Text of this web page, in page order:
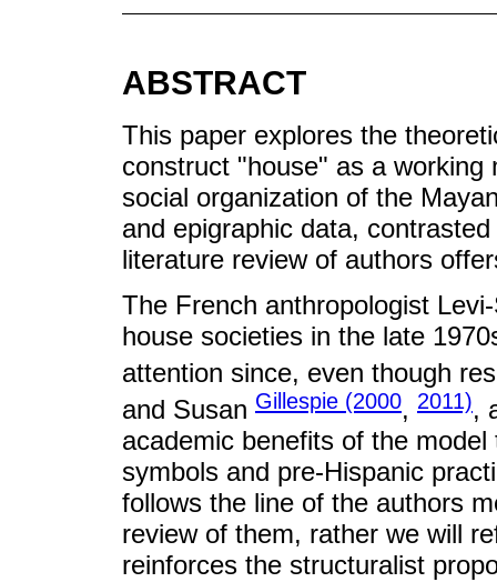
ABSTRACT
This paper explores the
construct "house" as a working
social organization of the
and epigraphic data,
literature review of authors
The French anthropologist
house societies in the late
attention since, even though
and Susan Gillespie (2000, 2011),
academic benefits of the
symbols and pre-Hispanic
follows the line of the authors
review of them, rather we will
reinforces the structuralist